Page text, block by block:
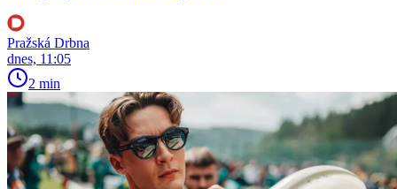
Pražská Drbna
dnes, 11:05
2 min